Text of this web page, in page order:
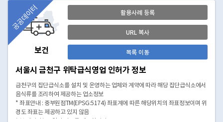
보건
공공데이터 활용사례 등록
URL 복사
목록 이동
서울시 금천구 위탁급식영업 인허가 정보
금천구의 집단급식소를 설치 및 운영하는 업체와 계약에 따라 해당 집단급식소에서
음식류를 조리하여 제공하는 업소정보
* 좌표안내 : 중부원점TM(EPSG:5174) 좌표계에 따른 해당위치의 좌표정보이며 위
경도 좌표는 제공하고 있지 않음